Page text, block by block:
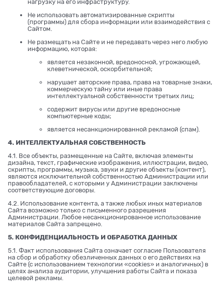
нагрузку на его инфраструктуру.
Не использовать автоматизированные скрипты
(программы) для сбора информации или взаимодействия с
Сайтом.
Не размещать на Сайте и не передавать через него любую
информацию, которая:
является незаконной, вредоносной, угрожающей,
клеветнической, оскорбительной;
нарушает авторские права, права на товарные знаки,
коммерческую тайну или иные права
интеллектуальной собственности третьих лиц;
содержит вирусы или другие вредоносные
компьютерные коды;
является несанкционированной рекламой (спам).
4. ИНТЕЛЛЕКТУАЛЬНАЯ СОБСТВЕННОСТЬ
4.1. Все объекты, размещенные на Сайте, включая элементы
дизайна, текст, графические изображения, иллюстрации, видео,
скрипты, программы, музыка, звуки и другие объекты (контент),
являются исключительной собственностью Администрации или
правообладателей, с которыми у Администрации заключены
соответствующие договоры.
4.2. Использование контента, а также любых иных материалов
Сайта возможно только с письменного разрешения
Администрации. Любое несанкционированное использование
материалов Сайта запрещено.
5. КОНФИДЕНЦИАЛЬНОСТЬ И ОБРАБОТКА ДАННЫХ
5.1. Факт использования Сайта означает согласие Пользователя
на сбор и обработку обезличенных данных о его действиях на
Сайте (с использованием технологии «cookies» и аналогичных) в
целях анализа аудитории, улучшения работы Сайта и показа
целевой рекламы.